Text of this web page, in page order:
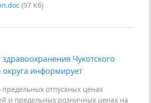
(97 Кб)
Чукотского
информирует
отпускных ценах
и предельных розничных ценах на